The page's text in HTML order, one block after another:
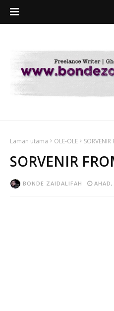
Laman utama OLE-OLE SORVENIR
SORVENIR
BONDE ZAIDALIFAH